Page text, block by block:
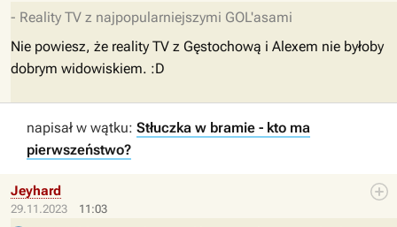
- Reality TV z najpopularniejszymi GOL'asami
Nie powiesz, że reality TV z Gęstochową i Alexem nie byłoby
dobrym widowiskiem. :D
napisał w wątku: Stłuczka w bramie - kto ma
pierwszeństwo?
29.11.2023 11:03
Jeyhard